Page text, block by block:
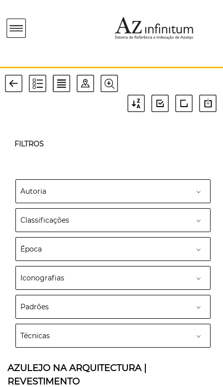
FILTROS
Autoria
Classificações
Época
Iconografias
Padrões
Técnicas
AZULEJO NA ARQUITECTURA |
REVESTIMENTO